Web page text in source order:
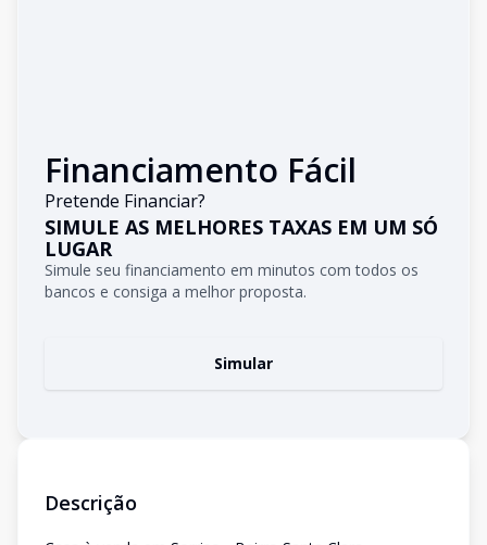
Financiamento Fácil
Pretende Financiar?
SIMULE AS MELHORES TAXAS EM UM SÓ
LUGAR
Simule seu financiamento em minutos com todos os
bancos e consiga a melhor proposta.
Simular
Descrição